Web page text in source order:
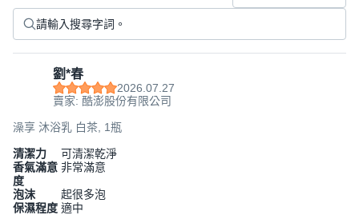
劉*春
2026.07.27
賣家: 酷澎股份有限公司
澡享 沐浴乳 白茶, 1瓶
清潔力
可清潔乾淨
香氣滿意
度
非常滿意
泡沫
起很多泡
保濕程度 適中